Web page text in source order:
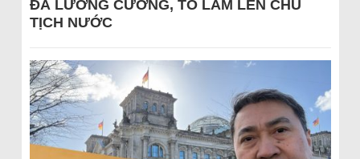
ĐÁ LƯƠNG CƯỜNG, TÔ LÂM LÊN CHỦ
TỊCH NƯỚC